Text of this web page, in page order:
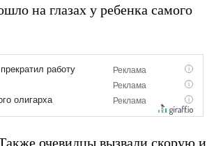
на глазах у ребенка самого
очевидцы вызвали скорую и